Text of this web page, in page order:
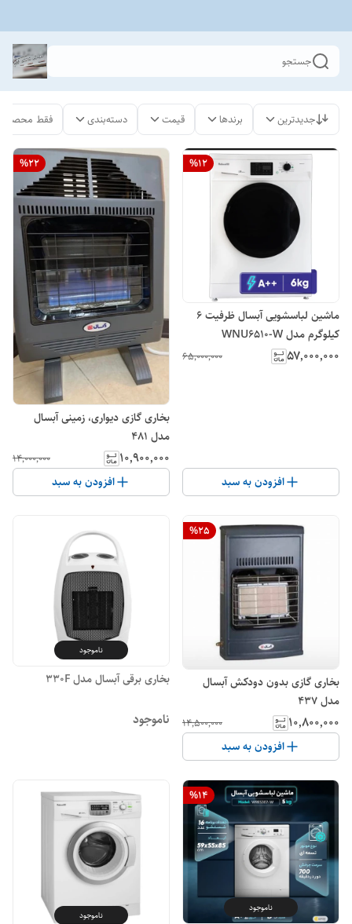
جستجو
جدیدترین برندها قیمت دسته‌بندی فقط
%12
ماشین لباسشویی آبسال ظرفیت ۶
کیلوگرم مدل WNU6510-W
۵۷٬۰۰۰٬۰۰۰ ۶۵٬۰۰۰٬۰۰۰
افزودن به سبد
%22
بخاری گازی دیواری، زمینی آبسال
مدل 481
۱۰٬۹۰۰٬۰۰۰ ۱۴٬۰۰۰٬۰۰۰
افزودن به سبد
%25
بخاری گازی بدون دودکش آبسال
مدل ۴٣٧
۱۰٬۸۰۰٬۰۰۰ ۱۴٬۵۰۰٬۰۰۰
افزودن به سبد
ناموجود
بخاری برقی آبسال مدل 330F
ناموجود
%14
ناموجود
ناموجود